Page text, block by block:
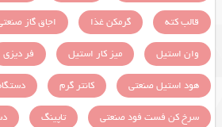
قالب کته
گرمکن غذا اجاق گاز
وان استیل
میز کار استیل فر دیزی
هود استیل صنعتی
کانتر گرم
سرخ کن فست فود صنعتی
تاپینگ